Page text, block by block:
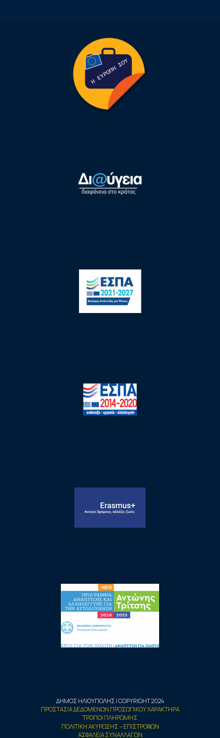
ΔΗΜΟΣ ΗΛΙΟΥΠΟΛΗΣ | COPYRIGHT 2024
ΠΡΟΣΤΑΣΙΑ ΔΕΔΟΜΕΝΩΝ ΠΡΟΣΩΠΙΚΟΥ ΧΑΡΑΚΤΗΡΑ
ΤΡΟΠΟΙ ΠΛΗΡΩΜΗΣ
ΠΟΛΙΤΙΚΗ ΑΚΥΡΩΣΗΣ – ΕΠΙΣΤΡΟΦΩΝ
ΑΣΦΑΛΕΙΑ ΣΥΝΑΛΛΑΓΩΝ